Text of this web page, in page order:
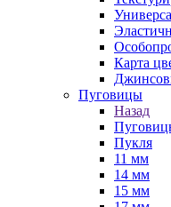
Карта
Пуговицы
Назад
Пукля
11 мм
14 мм
15 мм